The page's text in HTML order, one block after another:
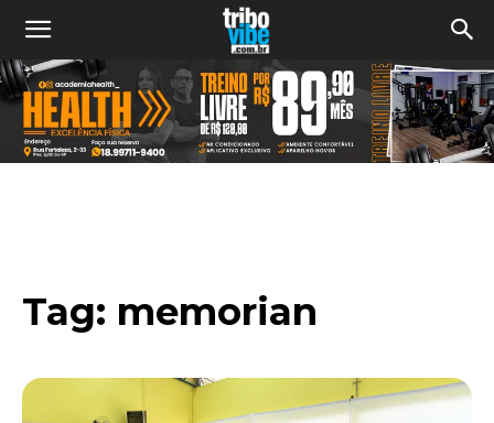
Tag: memorian